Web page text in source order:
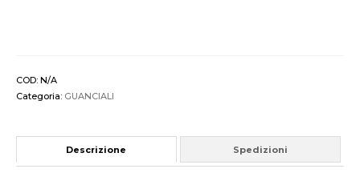
COD: N/A
Categoria: GUANCIALI
Descrizione Spedizioni